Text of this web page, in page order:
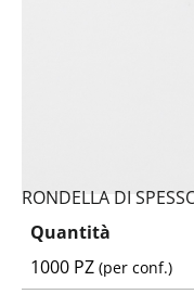
RONDELLA DI
Quantità
1000 PZ(per conf.)